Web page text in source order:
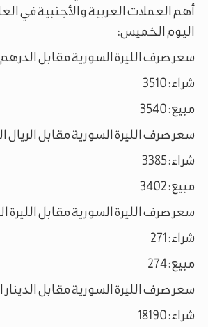
أهم العملات العربية والأجنبية في
اليوم الخميس:
سعر صرف الليرة السورية مقابل الدرهم
شراء: 3510
مبيع: 3540
سعر صرف الليرة السورية مقابل
شراء: 3385
مبيع: 3402
سعر صرف الليرة السورية مقابل الليرة
شراء: 271
مبيع: 274
سعر صرف الليرة السورية مقابل الدينار
شراء: 18190